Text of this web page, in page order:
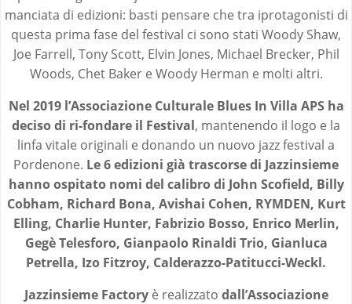
manciata di edizioni: basti pensare che tra iprotagonisti di
questa prima fase del festival ci sono stati Woody Shaw,
Joe Farrell, Tony Scott, Elvin Jones, Michael Brecker, Phil
Woods, Chet Baker e Woody Herman e molti altri.
Nel 2019 l’Associazione Culturale Blues In Villa APS ha
deciso di ri-fondare il Festival, mantenendo il logo e la
linfa vitale originali e donando un nuovo jazz festival a
Pordenone. Le 6 edizioni già trascorse di Jazzinsieme
hanno ospitato nomi del calibro di John Scofield, Billy
Cobham, Richard Bona, Avishai Cohen, RYMDEN, Kurt
Elling, Charlie Hunter, Fabrizio Bosso, Enrico Merlin,
Gegè Telesforo, Gianpaolo Rinaldi Trio, Gianluca
Petrella, Izo Fitzroy, Calderazzo-Patitucci-Weckl.
Jazzinsieme Factory è realizzato dall’Associazione